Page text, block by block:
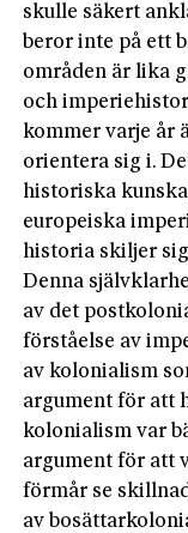
skulle säkert
beror inte på ett
områden är lika
och
kommer varje år
orientera sig i.
historiska
europeiska
historia skiljer
Denna
av det
förståelse av
av kolonialism
argument för att
kolonialism var
argument för att
förmår se
av